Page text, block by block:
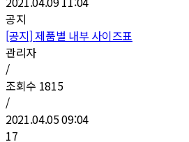
공지
[공지]제품별 내부 사이즈표
관리자
/
조회수 1815
/
2021.04.05 09:04
17